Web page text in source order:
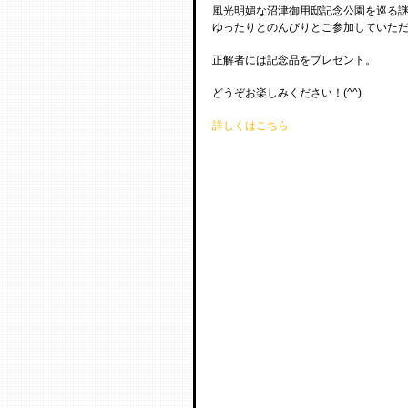
風光明媚な沼津御用邸記念公園を巡る
ゆったりとのんびりとご参加していた
正解者には記念品をプレゼント。
どうぞお楽しみください！(^^)
詳しくはこちら